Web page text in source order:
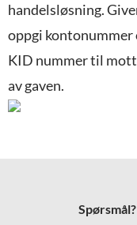
handelsløsning.
oppgi kontonummer
KID nummer til
av gaven.